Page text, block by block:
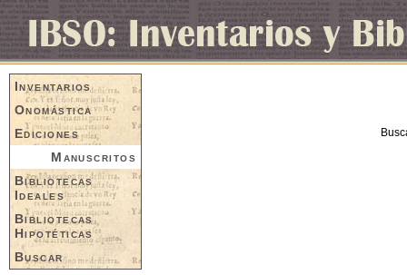
Inventarios
Onomástica
Ediciones
Manuscritos
Bibliotecas
Ideales
Bibliotecas
Hipotéticas
Buscar